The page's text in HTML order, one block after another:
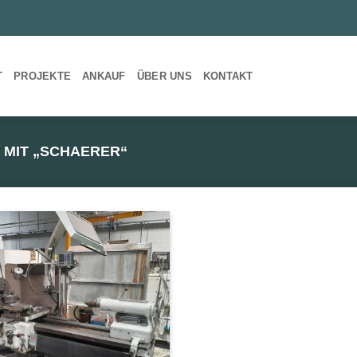
PROJEKTE ANKAUF ÜBER UNS KONTAKT
„SCHAERER“